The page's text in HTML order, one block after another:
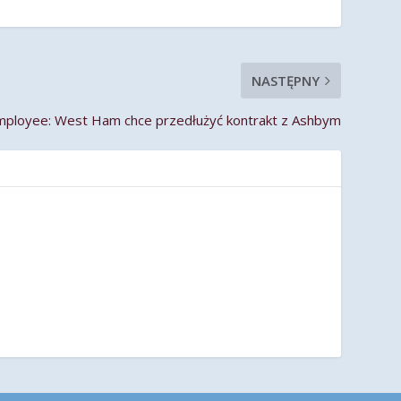
NASTĘPNY
West Ham chce przedłużyć kontrakt z Ashbym